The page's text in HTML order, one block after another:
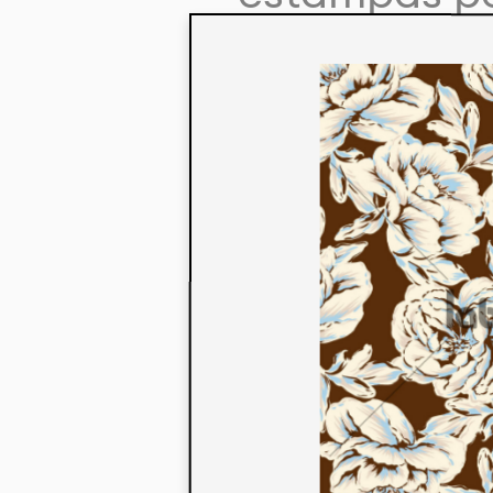
aos seus
linha de
mercados.
acabados
digital.